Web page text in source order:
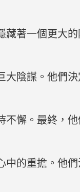
藏著一個更大
陰謀。他們
懈。最終，
中的重擔。他